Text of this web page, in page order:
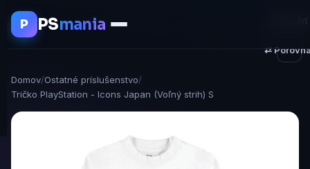
P PSmania
Domov/Ostatné príslušenstvo/
Tričko PlayStation - Icons Japan (Voľný strih) S
⇄